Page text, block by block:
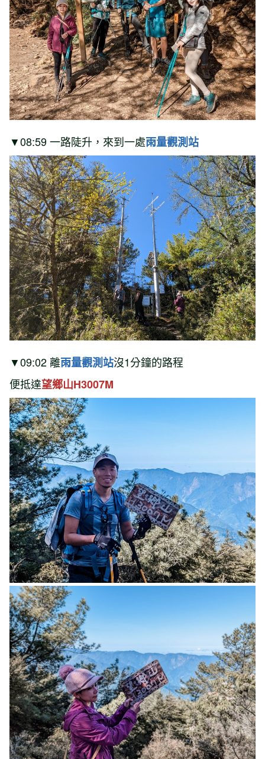
▼08:59 一路陡升，來到一處雨量觀測站
▼09:02 離雨量觀測站沒1分鐘的路程
便抵達望鄉山H3007M